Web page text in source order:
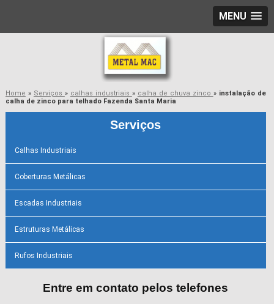
MENU
Home » Serviços » calhas industriais » calha de chuva zinco » instalação de
calha de zinco para telhado Fazenda Santa Maria
Serviços
Calhas Industriais
Coberturas Metálicas
Escadas Industriais
Estruturas Metálicas
Rufos Industriais
Entre em contato pelos telefones